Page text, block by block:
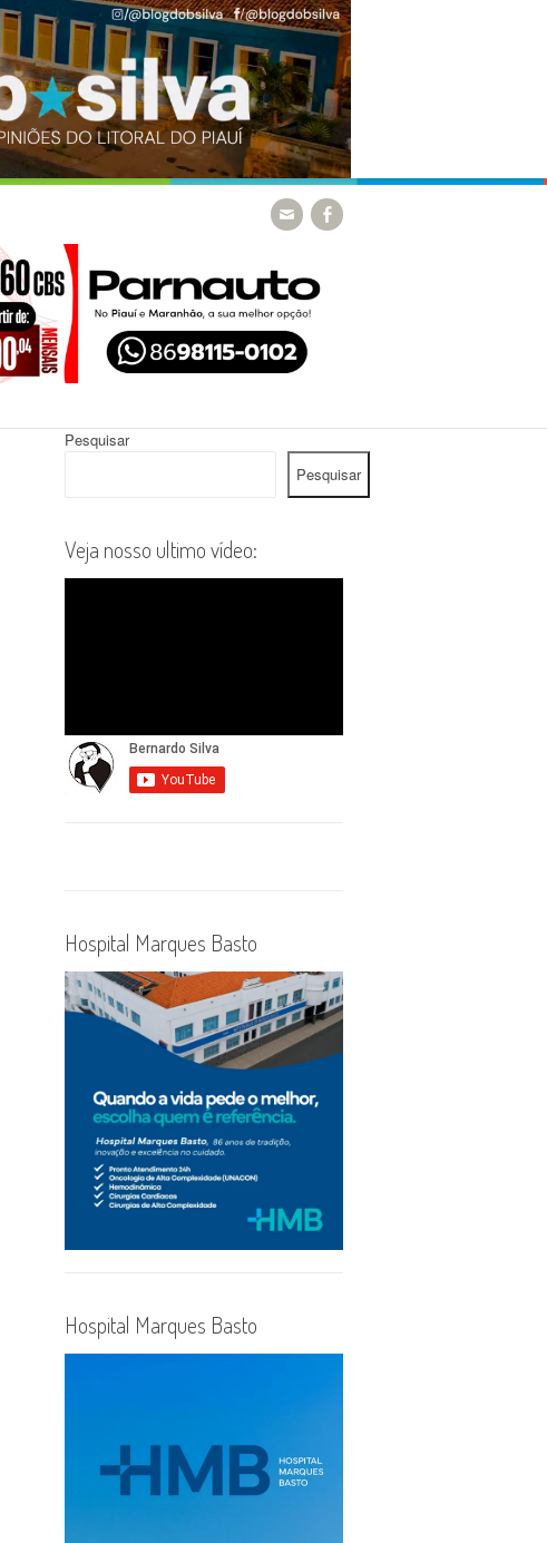
Pesquisar
Pesquisar
Veja nosso ultimo vídeo:
Hospital Marques Basto
Hospital Marques Basto